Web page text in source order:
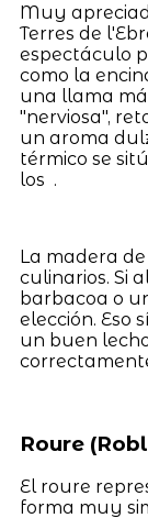
Muy
Terres de
espectáculo
como la
una llama
"nerviosa",
un aroma
térmico se
los .
La madera de
culinarios. Si
barbacoa o
elección. Eso
un buen
Roure
El roure
forma muy